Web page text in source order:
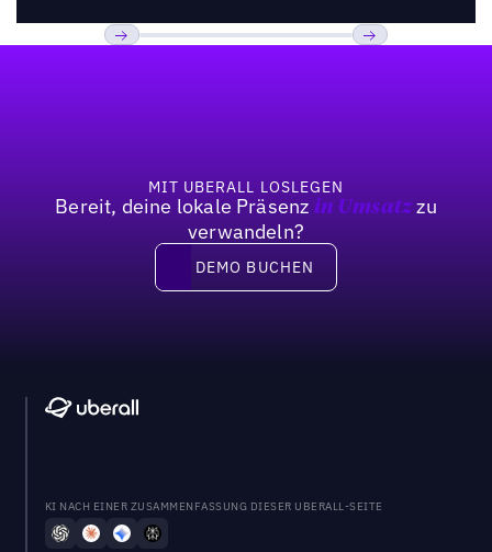
MIT UBERALL LOSLEGEN
Bereit, deine lokale Präsenz in Umsatzzu
verwandeln?
DEMO BUCHEN
DEMO BUCHEN
KI NACH EINER ZUSAMMENFASSUNG DIESER UBERALL-SEITE